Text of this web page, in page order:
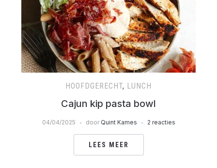
HOOFDGERECHT, LUNCH
Cajun kip pasta bowl
04/04/2025 door Quint Kames 2 reacties
LEES MEER